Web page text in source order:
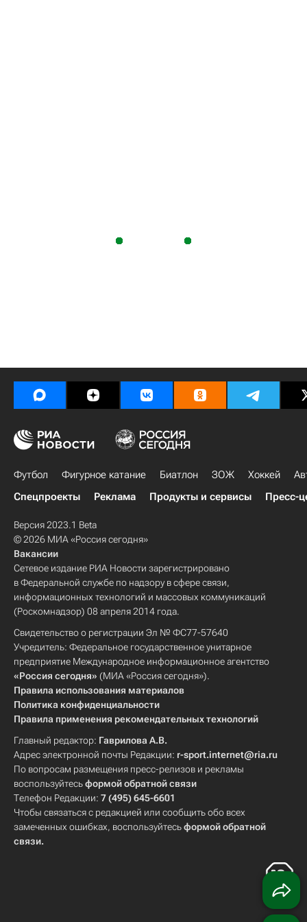
Футбол Фигурное катание Биатлон ЗОЖ Хоккей
Спецпроекты
Реклама Продукты и сервисы Пресс-
Версия 2023.1 Beta
© 2026 МИА «Россия сегодня»
Вакансии
Сетевое издание РИА Новости зарегистрировано
в Федеральной службе по надзору в сфере связи,
информационных технологий и массовых коммуникаций
(Роскомнадзор) 08 апреля 2014 года.
Свидетельство о регистрации Эл № ФС77-57640
Учредитель: Федеральное государственное унитарное
предприятие Международное информационное агентство
«Россия сегодня» (МИА «Россия сегодня»).
Правила использования материалов
Политика конфиденциальности
Правила применения рекомендательных технологий
Главный редактор: Гаврилова А.В.
Адрес электронной почты Редакции: r-sport.internet@ria.ru
По вопросам размещения пресс-релизов и рекламы
воспользуйтесьформой обратной связи
Телефон Редакции: 7 (495) 645-6601
Чтобы связаться с редакцией или сообщить обо всех
замеченных ошибках, воспользуйтесьформой обратной
связи.